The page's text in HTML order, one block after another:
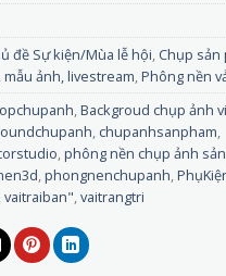
đề Sự kiện/Mùa lễ hội, Chụp sản
ảnh, livestream,Phông nền
,Backgroud chụp ảnh
, chupanhsanpham,
,phông nền chụp ảnh
,phongnenchupanh,
,vaitraiban",vaitrangtri